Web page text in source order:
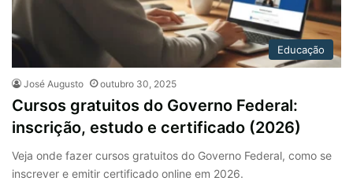
Educação
José Augusto outubro 30, 2025
Cursos gratuitos do Governo Federal:
inscrição, estudo e certificado (2026)
Veja onde fazer cursos gratuitos do Governo Federal, como se
inscrever e emitir certificado online em 2026.